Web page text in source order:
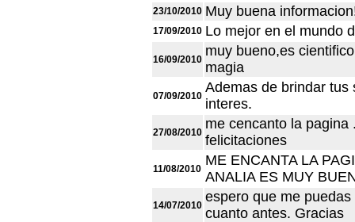
23/10/2010 Muy buena
17/09/2010 Lo mejor en el mundo
16/09/2010
muy bueno,es
magia
07/09/2010
Ademas de brindar tus
interes.
27/08/2010
me cencanto la pagina
felicitaciones
11/08/2010
ME ENCANTA LA
ANALIA ES MUY
14/07/2010
espero que me
cuanto antes. Gracias